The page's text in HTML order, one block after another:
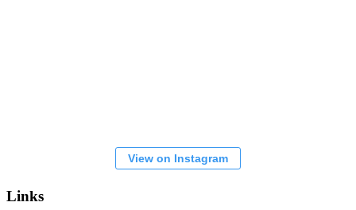
View on Instagram
Links